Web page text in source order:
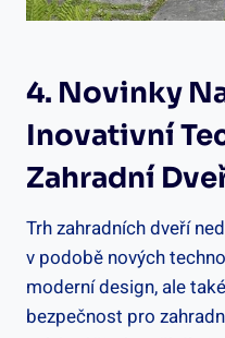
4. Novinky
Inovativní
Zahradní
Trh zahradních dveří
v podobě nových
moderní design, ale
bezpečnost pro